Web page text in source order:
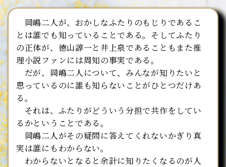
岡嶋二人が、おかしなふたりのもじりであるこ
とは誰でも知っていることである。そしてふたり
の正体が、徳山諄一と井上泉であることもまた推
理小説ファンには周知の事実である。
だが、岡嶋二人について、みんなが知りたいと
思っているのに誰も知らないことがひとつだけあ
る。
それは、ふたりがどういう分担で共作をしてい
るかということである。
岡嶋二人がその疑問に答えてくれないかぎり真
実は誰にもわからない。
わからないとなると余計に知りたくなるのが人